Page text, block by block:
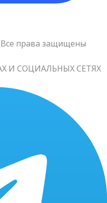
права защищены
И СОЦИАЛЬНЫХ СЕТЯХ